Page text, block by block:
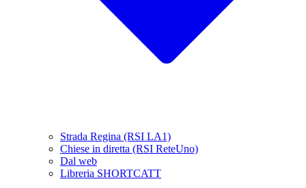
Strada Regina (RSI LA1)
Chiese in diretta (RSI ReteUno)
Dal web
Libreria SHORTCATT